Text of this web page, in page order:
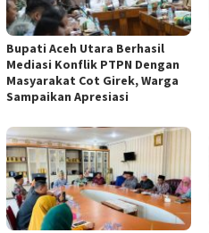
Bupati Aceh Utara Berhasil
Mediasi Konflik PTPN Dengan
Masyarakat Cot Girek, Warga
Sampaikan Apresiasi